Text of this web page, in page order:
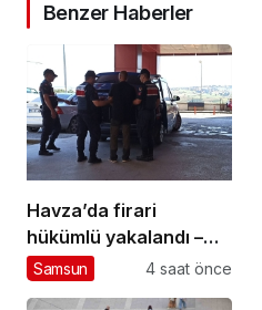
Benzer Haberler
Havza’da firari
hükümlü yakalandı –
Haberler
Samsun 4 saat önce